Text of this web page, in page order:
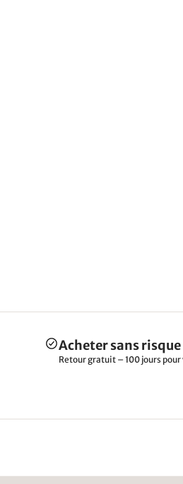
Acheter sans risque
Retour gratuit – 100 jours pour